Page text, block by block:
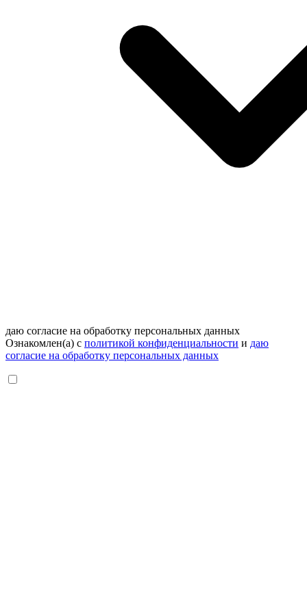
даю согласие на обработку персональных данных
Ознакомлен(а) с политикой конфиденциальности и даю
согласие на обработку персональных данных